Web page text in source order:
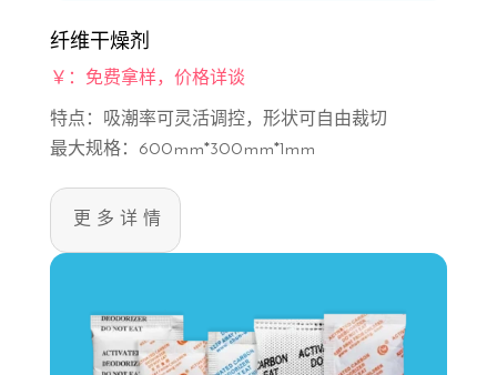
纤维干燥剂
￥：免费拿样，价格详谈
特点：吸潮率可灵活调控，形状可自由裁切
最大规格：600mm*300mm*1mm
更多详情